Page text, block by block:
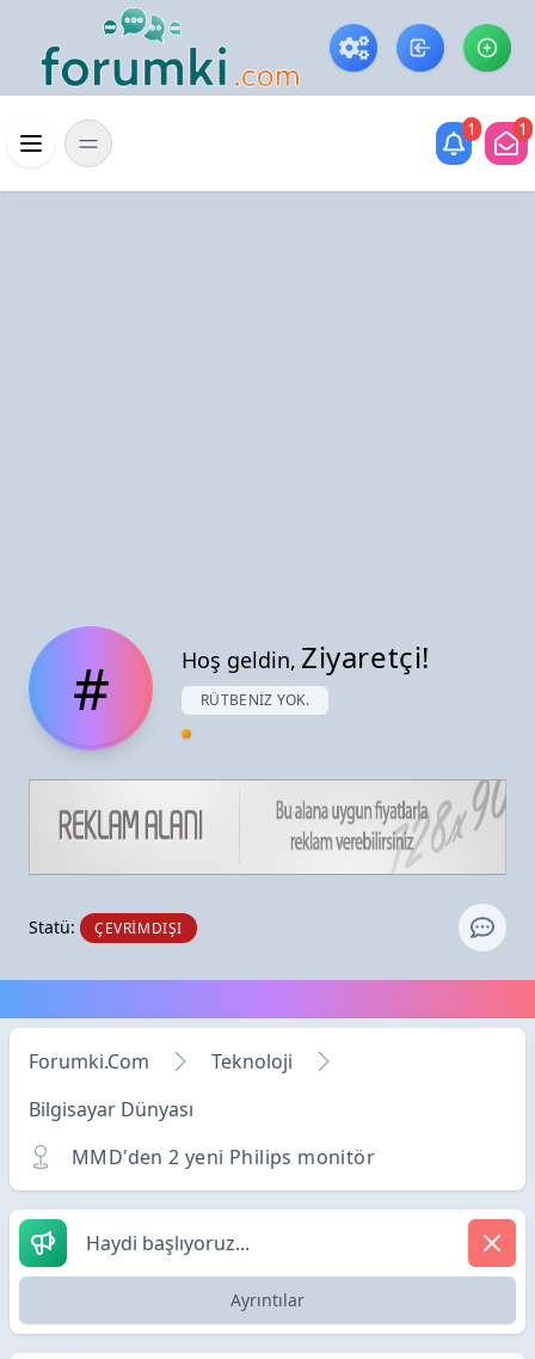
Skip to main content
Menü
1 1
# Hoş geldin, Ziyaretçi!
RÜTBENIZ YOK.
Statü: ÇEVRIMDIŞI
Forumki.Com
Teknoloji
Bilgisayar Dünyası
MMD'den 2 yeni Philips monitör
Haydi başlıyoruz...
Ayrıntılar